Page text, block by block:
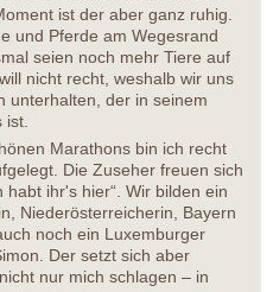
ist der aber ganz ruhig.
und Pferde am Wegesrand
seien noch mehr Tiere auf
nicht recht, weshalb wir uns
unterhalten, der in seinem
ist.
Marathons bin ich recht
Die Zuseher freuen sich
habt ihr's hier“. Wir bilden ein
Niederösterreicherin, Bayern
noch ein Luxemburger
Der setzt sich aber
nur mich schlagen – in